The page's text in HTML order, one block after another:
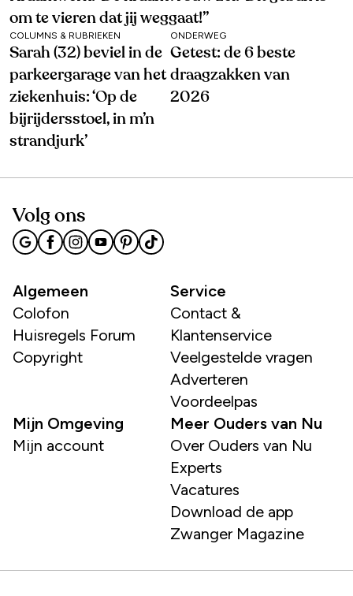
om te vieren dat jij weggaat!’’
COLUMNS & RUBRIEKEN
Sarah (32) beviel in de
parkeergarage van het
ziekenhuis: ‘Op de
bijrijdersstoel, in m’n
strandjurk’
ONDERWEG
Getest: de 6 beste
draagzakken van
2026
Volg ons
Algemeen
Colofon
Huisregels Forum
Copyright
Service
Contact &
Klantenservice
Veelgestelde vragen
Adverteren
Voordeelpas
Mijn Omgeving
Mijn account
Meer Ouders van Nu
Over Ouders van Nu
Experts
Vacatures
Download de app
Zwanger Magazine